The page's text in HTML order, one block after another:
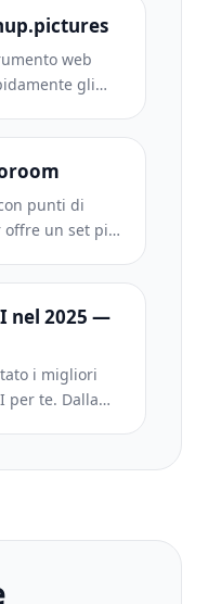
web
gli
punti di
offre un set più
di
al tuo flusso
nel 2025 —
i migliori
per te. Dalla